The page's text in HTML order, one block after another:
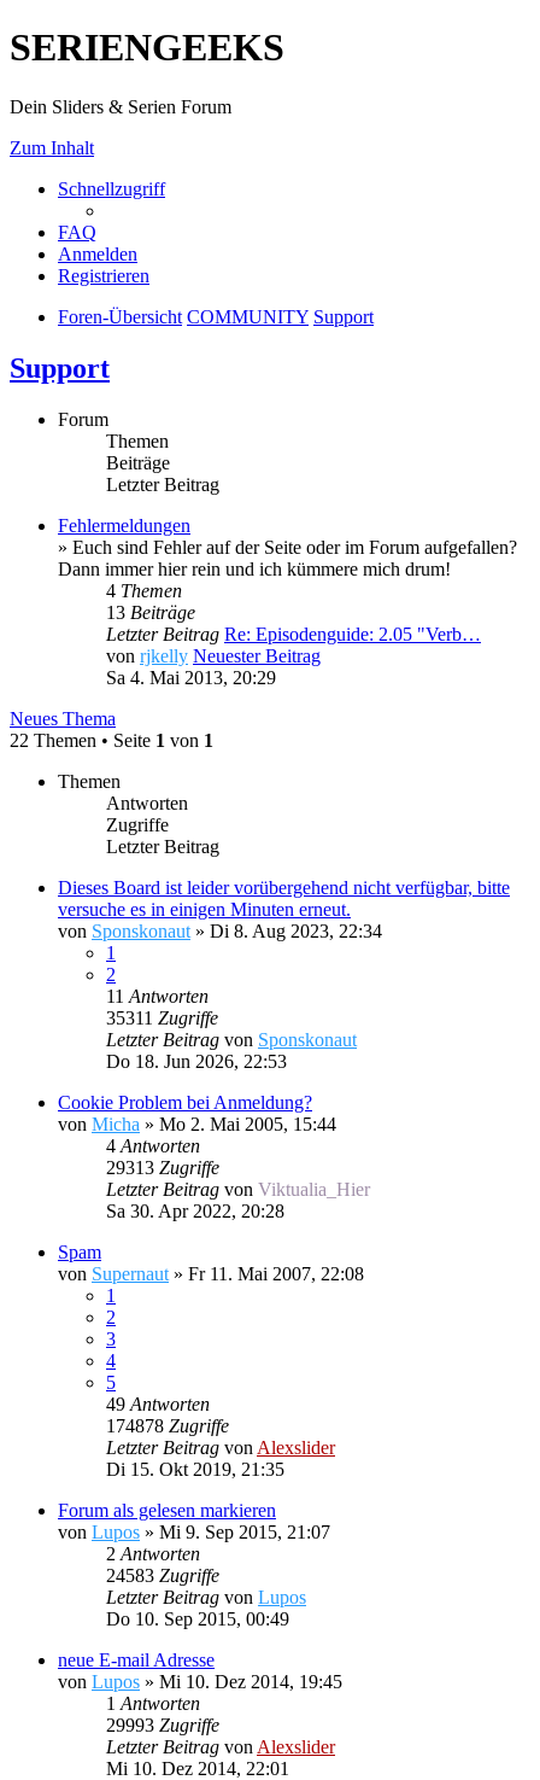
SERIENGEEKS
Dein Sliders & Serien Forum
Zum Inhalt
Schnellzugriff
FAQ
Anmelden
Registrieren
Foren-Übersicht COMMUNITY Support
Support
Forum
Themen
Beiträge
Letzter Beitrag
Fehlermeldungen
» Euch sind Fehler auf der Seite oder im Forum aufgefallen?
Dann immer hier rein und ich kümmere mich drum!
4 Themen
13 Beiträge
Letzter Beitrag Re: Episodenguide: 2.05 "Verb…
von rjkelly Neuester Beitrag
Sa 4. Mai 2013, 20:29
Neues Thema
22 Themen • Seite 1 von 1
Themen
Antworten
Zugriffe
Letzter Beitrag
Dieses Board ist leider vorübergehend nicht verfügbar, bitte
versuche es in einigen Minuten erneut.
von Sponskonaut » Di 8. Aug 2023, 22:34
1
2
11 Antworten
35311 Zugriffe
Letzter Beitrag von Sponskonaut
Do 18. Jun 2026, 22:53
Cookie Problem bei Anmeldung?
von Micha » Mo 2. Mai 2005, 15:44
4 Antworten
29313 Zugriffe
Letzter Beitrag von Viktualia_Hier
Sa 30. Apr 2022, 20:28
Spam
von Supernaut » Fr 11. Mai 2007, 22:08
1
2
3
4
5
49 Antworten
174878 Zugriffe
Letzter Beitrag von Alexslider
Di 15. Okt 2019, 21:35
Forum als gelesen markieren
von Lupos » Mi 9. Sep 2015, 21:07
2 Antworten
24583 Zugriffe
Letzter Beitrag von Lupos
Do 10. Sep 2015, 00:49
neue E-mail Adresse
von Lupos » Mi 10. Dez 2014, 19:45
1 Antworten
29993 Zugriffe
Letzter Beitrag von Alexslider
Mi 10. Dez 2014, 22:01